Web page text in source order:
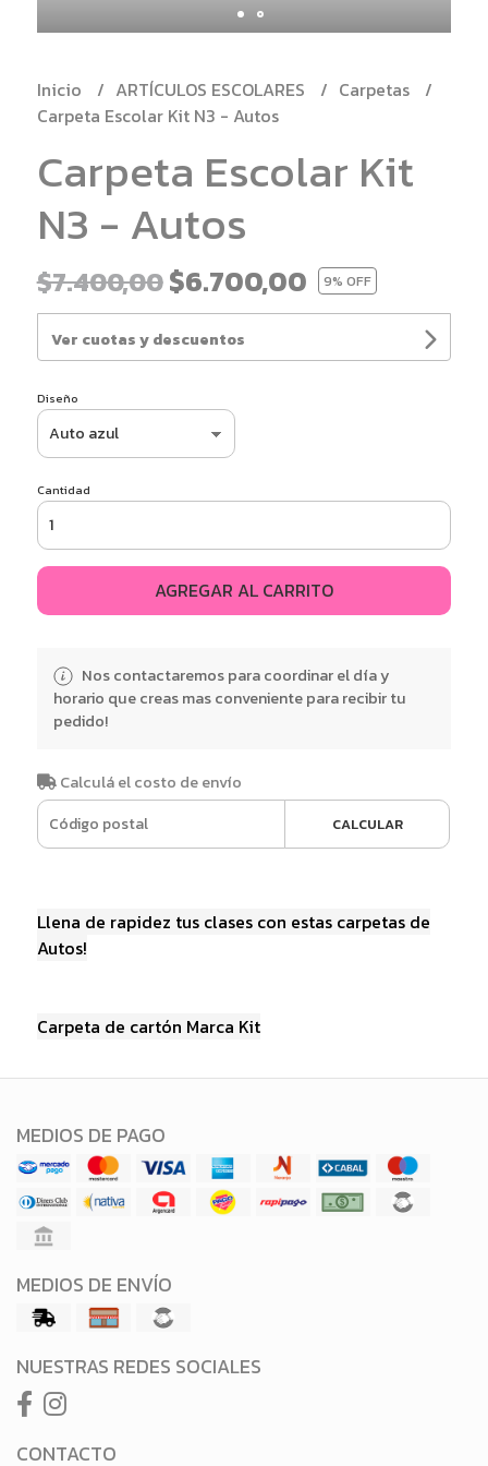
Inicio ARTÍCULOS ESCOLARES
Carpetas
Carpeta Escolar Kit N3 - Autos
Carpeta Escolar Kit
N3 - Autos
$7.400,00$6.700,00 9% OFF
Ver cuotas y descuentos
Diseño
Cantidad
AGREGAR AL CARRITO
Nos contactaremos para coordinar el día y
horario que creas mas conveniente para recibir tu
pedido!
Calculá el costo de envío
CALCULAR
Llena de rapidez tus clases con estas carpetas de
Autos!
Carpeta de cartón Marca Kit
MEDIOS DE PAGO
MEDIOS DE ENVÍO
NUESTRAS REDES SOCIALES
CONTACTO